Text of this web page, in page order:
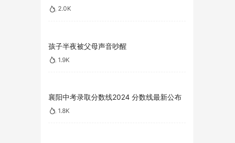
2.0K
孩子半夜被父母声音吵醒
1.9K
襄阳中考录取分数线2024 分数线最新公布
1.8K